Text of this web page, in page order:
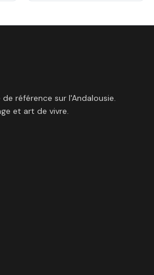
référence sur l'Andalousie.
et art de vivre.